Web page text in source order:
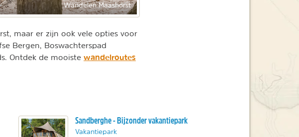
Wandelen Maashorst
maar er zijn ook vele opties voor
Bergen, Boswachterspad
Ontdek de mooiste wandelroutes
Sandberghe - Bijzonder vakantiepark
Vakantiepark